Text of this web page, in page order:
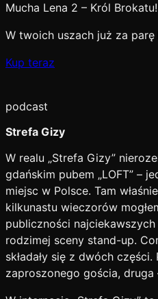
Mucha Lena 2 – Król Brokatu!
W twoich uszach już za
Kup teraz
podcast
Strefa Gizy
W realu „Strefa Gizy”
gdańskim pubem „LOFT” –
miejsc w Polsce. Tam
kilkunastu wieczorów
publiczności
rodzimej sceny stand-up.
składały się z dwóch
zaproszonego gościa,